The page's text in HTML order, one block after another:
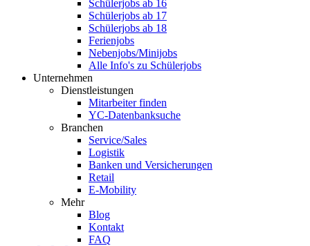
Schülerjobs ab 16
Schülerjobs ab 17
Schülerjobs ab 18
Ferienjobs
Nebenjobs/Minijobs
Alle Info's zu Schülerjobs
Unternehmen
Dienstleistungen
Mitarbeiter finden
YC-Datenbanksuche
Branchen
Service/Sales
Logistik
Banken und Versicherungen
Retail
E-Mobility
Mehr
Blog
Kontakt
FAQ